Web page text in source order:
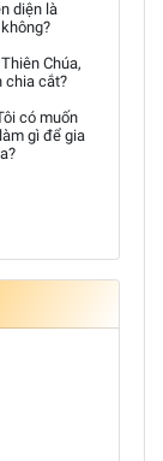
diện là
Chúa,
chia cắt?
có muốn
gì để gia